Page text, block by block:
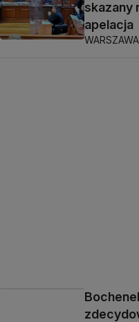
skazany
apelacja
WARSZAWA